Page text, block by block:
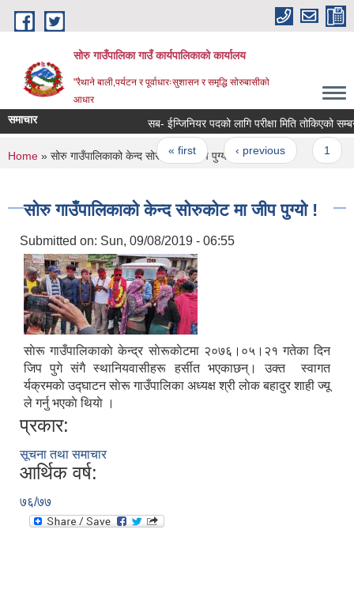
Skip to main content
सोरु गाउँपालिका गाउँ कार्यपालिकाको कार्यालय
"रैथाने बाली,पर्यटन र पूर्वाधारःसुशासन र समृद्धि सोरुबासीको
आधार
समाचार सब- ईन्जिनियर पदको लागि परीक्षा मिति तोकिएको
Pages
« first ‹ previous
You are here
Home » सोरु गाउँपालिकाको केन्द सोरुकोट मा जीप पुग्यो !
सोरु गाउँपालिकाको केन्द सोरुकोट मा जीप पुग्यो !
Submitted on: Sun, 09/08/2019 - 06:55
साेरू गाउँपालिकाकाे केन्द्र साेरूकाेटमा २०७६।०५।२१ गतेका दिन
जिप पुगे संगै स्थानियवासीहरू हर्सीत भएकाछन्। उक्त स्वागत
र्यक्रमकाे उद्घाटन साेरू गाउँपालिका अध्यक्ष श्री लाेक बहादुर शाही ज्यू
ले गर्नु भएकाे थियाे ।
प्रकार:
सूचना तथा समाचार
आर्थिक वर्ष:
७६/७७